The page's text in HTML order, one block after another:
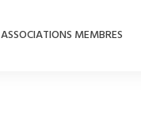
ASSOCIATIONS MEMBRES